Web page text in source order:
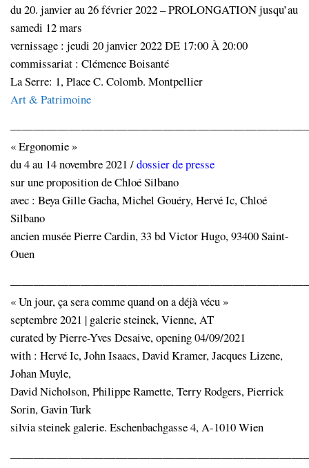
du 20. janvier au 26 février 2022 – PROLONGATION jusqu’au
samedi 12 mars
vernissage : jeudi 20 janvier 2022 DE 17:00 À 20:00
commissariat : Clémence Boisanté
La Serre: 1, Place C. Colomb. Montpellier
Art & Patrimoine
« Ergonomie »
du 4 au 14 novembre 2021 /dossier de presse
sur une proposition de Chloé Silbano
avec : Beya Gille Gacha, Michel Gouéry, Hervé Ic, Chloé
Silbano
ancien musée Pierre Cardin, 33 bd Victor Hugo, 93400 Saint-
Ouen
« Un jour, ça sera comme quand on a déjà vécu »
septembre 2021 | galerie steinek, Vienne, AT
curated by Pierre-Yves Desaive, opening 04/09/2021
with : Hervé Ic, John Isaacs, David Kramer, Jacques Lizene,
Johan Muyle,
David Nicholson, Philippe Ramette, Terry Rodgers, Pierrick
Sorin, Gavin Turk
silvia steinek galerie. Eschenbachgasse 4, A-1010 Wien